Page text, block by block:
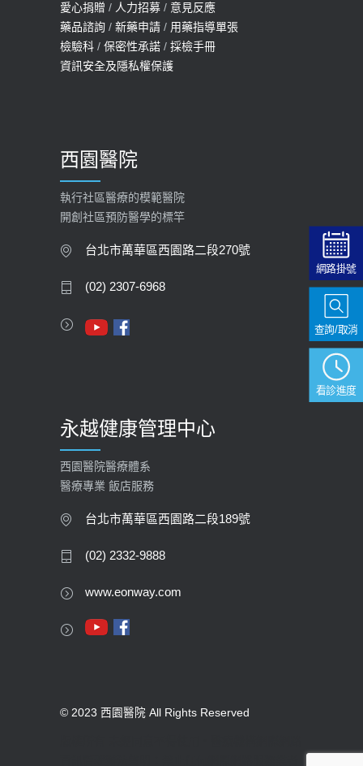
114年【公費流感及新冠疫苗】門診
預約
2025-09-30
【快速肝癌篩檢MRI】新檢查服務
2026-02-06
大吃大喝、肥胖害到膽囊！膽結石、
膽息肉如何處理？
2023-09-27
愛心捐贈 / 人力招募 / 意見反應
藥品諮詢 / 新藥申請 / 用藥指導單張
檢驗科 / 保密性承諾 / 採檢手冊
資訊安全及隱私權保護
西園醫院
執行社區醫療的模範醫院
開創社區預防醫學的標竿
台北市萬華區西園路二段270號
(02) 2307-6968
永越健康管理中心
西園醫院醫療體系
醫療專業 飯店服務
台北市萬華區西園路二段189號
(02) 2332-9888
www.eonway.com
© 2023 西園醫院 All Rights Reserved
網路掛號
看診進度
查詢/取消